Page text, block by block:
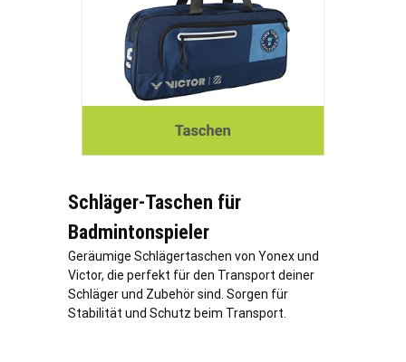
Schläger-Taschen für
Badmintonspieler
Geräumige Schlägertaschen von Yonex und
Victor, die perfekt für den Transport deiner
Schläger und Zubehör sind. Sorgen für
Stabilität und Schutz beim Transport.